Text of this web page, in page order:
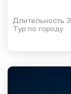
Длительность
Тур по городу